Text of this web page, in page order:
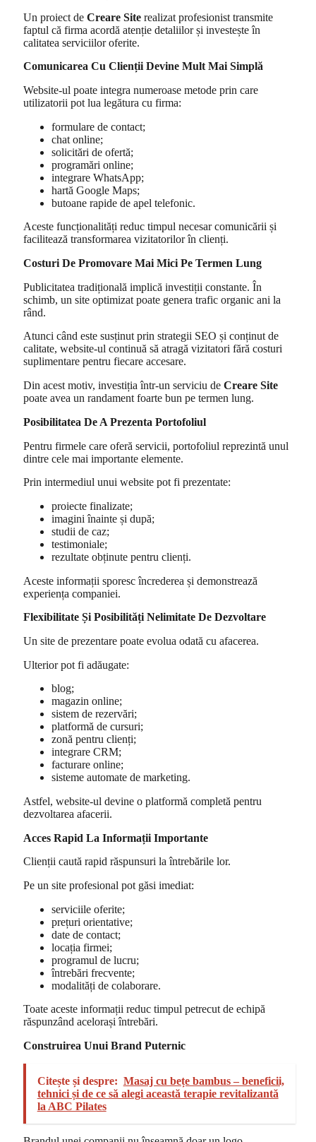
Un proiect de Creare Site realizat profesionist transmite
faptul că firma acordă atenție detaliilor și investește în
calitatea serviciilor oferite.
Comunicarea Cu Clienții Devine Mult Mai Simplă
Website-ul poate integra numeroase metode prin care
utilizatorii pot lua legătura cu firma:
formulare de contact;
chat online;
solicitări de ofertă;
programări online;
integrare WhatsApp;
hartă Google Maps;
butoane rapide de apel telefonic.
Aceste funcționalități reduc timpul necesar comunicării și
facilitează transformarea vizitatorilor în clienți.
Costuri De Promovare Mai Mici Pe Termen Lung
Publicitatea tradițională implică investiții constante. În
schimb, un site optimizat poate genera trafic organic ani la
rând.
Atunci când este susținut prin strategii SEO și conținut de
calitate, website-ul continuă să atragă vizitatori fără costuri
suplimentare pentru fiecare accesare.
Din acest motiv, investiția într-un serviciu de Creare Site
poate avea un randament foarte bun pe termen lung.
Posibilitatea De A Prezenta Portofoliul
Pentru firmele care oferă servicii, portofoliul reprezintă unul
dintre cele mai importante elemente.
Prin intermediul unui website pot fi prezentate:
proiecte finalizate;
imagini înainte și după;
studii de caz;
testimoniale;
rezultate obținute pentru clienți.
Aceste informații sporesc încrederea și demonstrează
experiența companiei.
Flexibilitate Și Posibilități Nelimitate De Dezvoltare
Un site de prezentare poate evolua odată cu afacerea.
Ulterior pot fi adăugate:
blog;
magazin online;
sistem de rezervări;
platformă de cursuri;
zonă pentru clienți;
integrare CRM;
facturare online;
sisteme automate de marketing.
Astfel, website-ul devine o platformă completă pentru
dezvoltarea afacerii.
Acces Rapid La Informații Importante
Clienții caută rapid răspunsuri la întrebările lor.
Pe un site profesional pot găsi imediat:
serviciile oferite;
prețuri orientative;
date de contact;
locația firmei;
programul de lucru;
întrebări frecvente;
modalități de colaborare.
Toate aceste informații reduc timpul petrecut de echipă
răspunzând acelorași întrebări.
Construirea Unui Brand Puternic
Citește și despre: Masaj cu bețe bambus – beneficii,
tehnici și de ce să alegi această terapie revitalizantă
la ABC Pilates